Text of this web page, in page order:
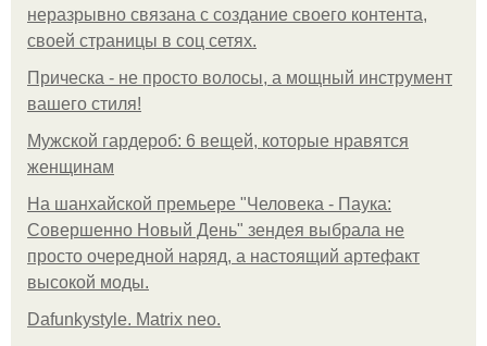
неразрывно связана с создание своего контента,
своей страницы в соц сетях.
Прическа - не просто волосы, а мощный инструмент
вашего стиля!
Мужской гардероб: 6 вещей, которые нравятся
женщинам
На шанхайской премьере "Человека - Паука:
Совершенно Новый День" зендея выбрала не
просто очередной наряд, а настоящий артефакт
высокой моды.
Dafunkystyle. Matrix neo.